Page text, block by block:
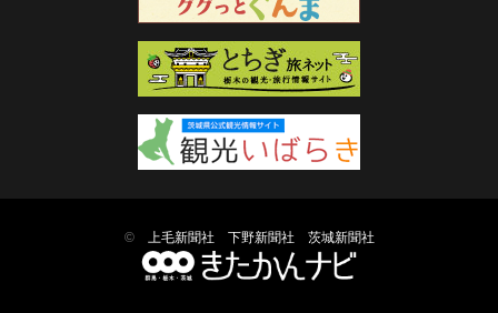
© 上毛新聞社 下野新聞社 茨城新聞社